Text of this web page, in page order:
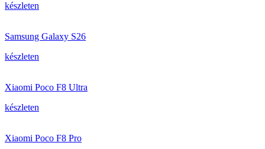
készleten
Samsung Galaxy S26
készleten
Xiaomi Poco F8 Ultra
készleten
Xiaomi Poco F8 Pro